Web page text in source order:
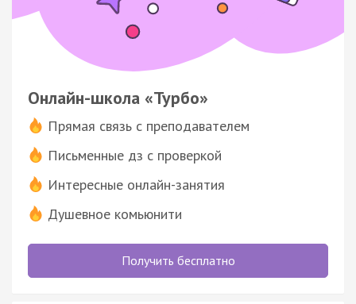
Онлайн-школа «Турбо»
Прямая связь с преподавателем
Письменные дз с проверкой
Интересные онлайн-занятия
Душевное комьюнити
Получить бесплатно